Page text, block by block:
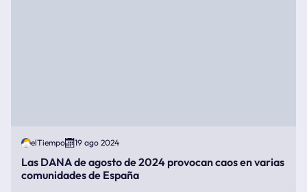
elTiempo 19 ago 2024
Las DANA de agosto de 2024 provocan caos en varias
comunidades de España